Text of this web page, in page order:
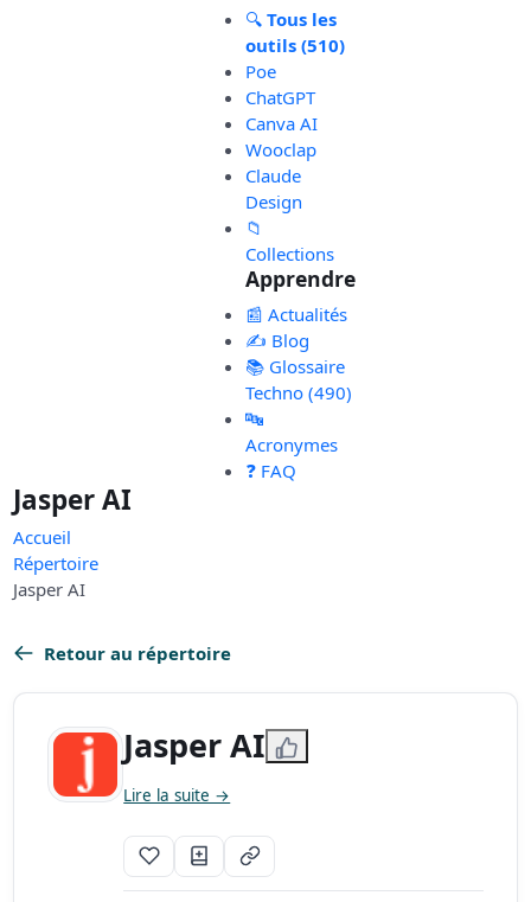
🔍 Tous les
outils (510)
Poe
ChatGPT
Canva AI
Wooclap
Claude
Design
📁
Collections
Apprendre
📰 Actualités
✍️ Blog
📚 Glossaire
Techno (490)
🔤
Acronymes
❓ FAQ
Jasper AI
Accueil
Répertoire
Jasper AI
Retour au répertoire
Jasper AI
Lire la suite →